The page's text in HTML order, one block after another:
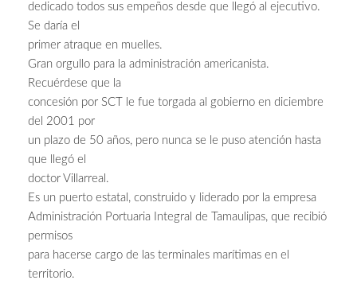
dedicado todos sus empeños desde que llegó al ejecutivo.
Se daría el
primer atraque en muelles.
Gran orgullo para la administración americanista.
Recuérdese que la
concesión por SCT le fue torgada al gobierno en diciembre
del 2001 por
un plazo de 50 años, pero nunca se le puso atención hasta
que llegó el
doctor Villarreal.
Es un puerto estatal, construido y liderado por la empresa
Administración Portuaria Integral de Tamaulipas, que recibió
permisos
para hacerse cargo de las terminales marítimas en el
territorio.